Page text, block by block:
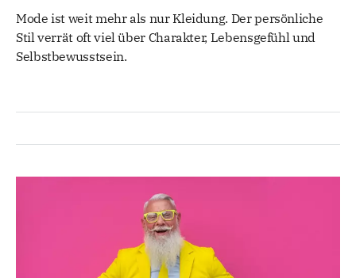
Mode ist weit mehr als nur Kleidung. Der persönliche
Stil verrät oft viel über Charakter, Lebensgefühl und
Selbstbewusstsein.